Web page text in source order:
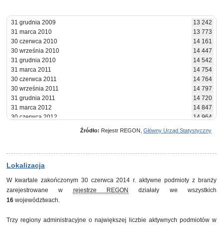
31 grudnia 2009
13 242
31 marca 2010
13 773
30 czerwca 2010
14 161
30 września 2010
14 447
31 grudnia 2010
14 542
31 marca 2011
14 754
30 czerwca 2011
14 764
30 września 2011
14 797
31 grudnia 2011
14 720
31 marca 2012
14 847
30 czerwca 2012
14 964
30 czerwca 2013
15 404
30 września 2013
31 marca 2014
15 686
30 czerwca 2014
15 878
Źródło: Rejestr REGON, Główny Urząd Statystyczny
Lokalizacja
W kwartale zakończonym 30 czerwca 2014 r. aktywne podmioty z branży
zarejestrowane w rejestrze REGON
działały we wszystkich
16 województwach.
Trzy regiony administracyjne o największej liczbie aktywnych podmiotów w